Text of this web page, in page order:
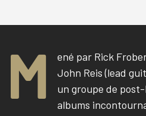
M
ené par Rick
John Reis (lead
un groupe de
albums